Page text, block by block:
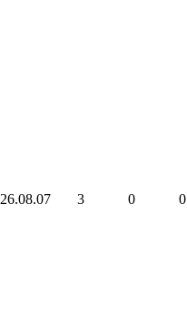
26.08.07 3 0 0